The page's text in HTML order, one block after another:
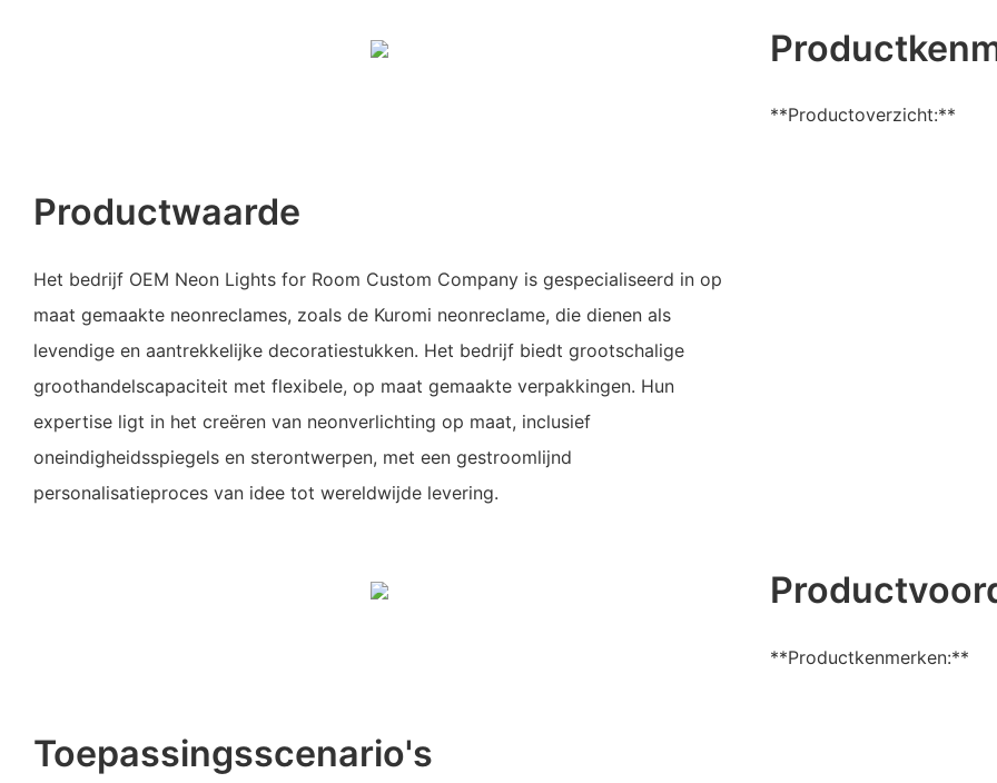
**Productoverzicht:**
Productwaarde
Het bedrijf OEM Neon Lights for Room Custom Company is gespecialiseerd in op
maat gemaakte neonreclames, zoals de Kuromi neonreclame, die dienen als
levendige en aantrekkelijke decoratiestukken. Het bedrijf biedt grootschalige
groothandelscapaciteit met flexibele, op maat gemaakte verpakkingen. Hun
expertise ligt in het creëren van neonverlichting op maat, inclusief
oneindigheidsspiegels en sterontwerpen, met een gestroomlijnd
personalisatieproces van idee tot wereldwijde levering.
**Productkenmerken:**
Toepassingsscenario's